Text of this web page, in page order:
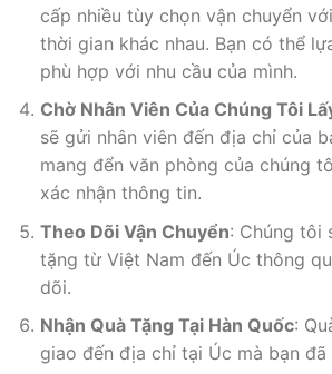
cấp nhiều tùy chọn vận chuyển
thời gian khác nhau. Bạn có thể
phù hợp với nhu cầu của mình.
Chờ Nhân Viên Của Chúng Tôi
sẽ gửi nhân viên đến địa chỉ của
mang đển văn phòng của chúng
xác nhận thông tin.
Theo Dõi Vận Chuyển: Chúng tôi
tặng từ Việt Nam đến Úc thông
dõi.
Nhận Quà Tặng Tại Hàn Quốc:
giao đến địa chỉ tại Úc mà bạn đã